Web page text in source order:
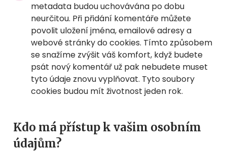
metadata budou uchovávána po dobu
neurčitou. Při přidání komentáře můžete
povolit uložení jména, emailové adresy a
webové stránky do cookies. Tímto způsobem
se snažíme zvýšit váš komfort, když budete
psát nový komentář už pak nebudete muset
tyto údaje znovu vyplňovat. Tyto soubory
cookies budou mít životnost jeden rok.
Kdo má přístup k vašim osobním
údajům?